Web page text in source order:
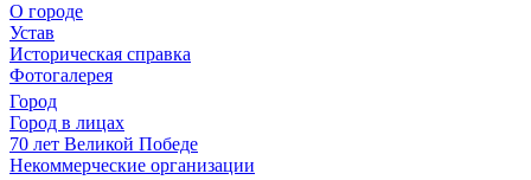
О городе
Устав
Историческая справка
Фотогалерея
Город
Город в лицах
70 лет Великой Победе
Некоммерческие организации